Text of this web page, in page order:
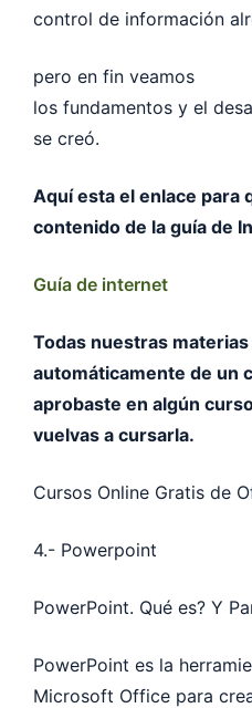
control de información
pero en fin veamos
los fundamentos y el
se creó.
Aquí esta el enlace para
contenido de la guía de
Guía de internet
Todas nuestras materias
automáticamente de un
aprobaste en algún
vuelvas a cursarla.
Cursos Online Gratis de
4.- Powerpoint
PowerPoint. Qué es? Y
PowerPoint es la
Microsoft Office para